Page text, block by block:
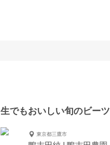
生でもおいしい旬のビーツ
東京都三鷹市